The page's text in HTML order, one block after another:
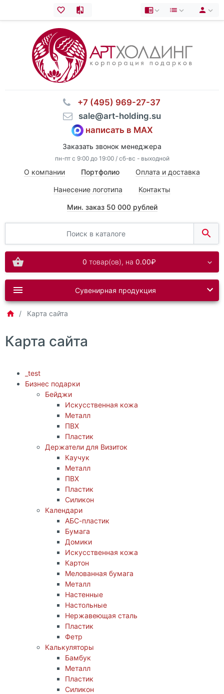
⠀+7 (495) 969-27-37
⠀sale@art-holding.su
написать в MAX
Заказать звонок менеджера
пн-пт с 9:00 до 19:00 / сб-вс - выходной
О компании Портфолио Оплата и доставка
Нанесение логотипа Контакты
Мин. заказ 50 000 рублей
0 товар(ов), на 0.00₽
Сувенирная продукция
Карта сайта
Карта сайта
_test
Бизнес подарки
Бейджи
Искусственная кожа
Металл
ПВХ
Пластик
Держатели для Визиток
Каучук
Металл
ПВХ
Пластик
Силикон
Календари
АБС-пластик
Бумага
Домики
Искусственная кожа
Картон
Мелованная бумага
Металл
Настенные
Настольные
Нержавеющая сталь
Пластик
Фетр
Калькуляторы
Бамбук
Металл
Пластик
Силикон